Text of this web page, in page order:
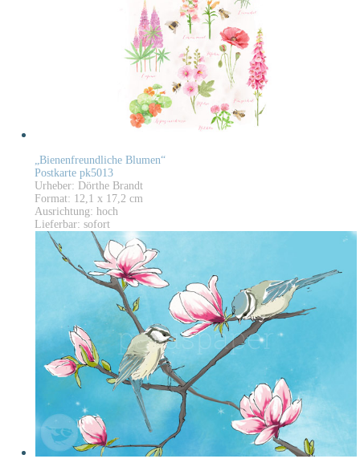
„Bienenfreundliche Blumen“
Postkarte pk5013
Urheber: Dörthe Brandt
Format: 12,1 x 17,2 cm
Ausrichtung: hoch
Lieferbar: sofort